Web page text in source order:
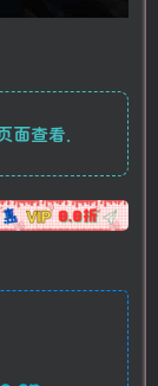
面查看.